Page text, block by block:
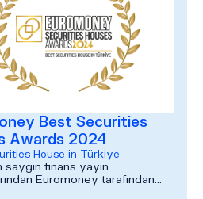
Best Securities
Awards 2024
House in Türkiye
saygın finans yayın
Euromoney tarafından